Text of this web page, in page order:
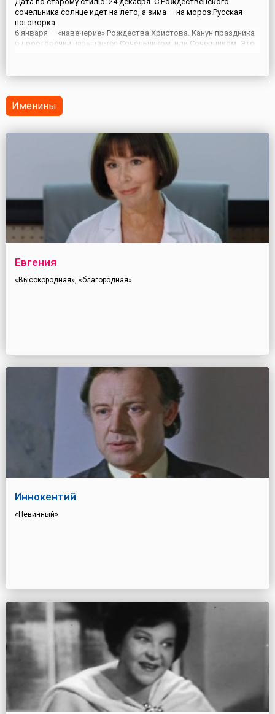
сочельника солнце идет на лето, а зима — на мороз.Русская
поговорка
6 января — «навечерие» Рождества Христова. Канун праздника
в просторечии называется Сочельником, или Сочевником. Это
родилась в память о Данииле и...
Именины
Евгения
«Высокородная», «благородная»
Иннокентий
«Невинный»